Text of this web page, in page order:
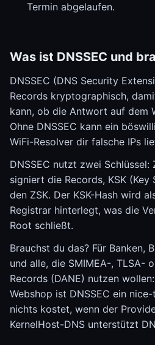
Termin abgelaufen.
Was ist DNSSEC und
DNSSEC (DNS Security
Records kryptographisch,
kann, ob die Antwort auf dem
Ohne DNSSEC kann ein
WiFi-Resolver dir falsche IPs
DNSSEC nutzt zwei Schlüssel:
signiert die Records, KSK (Key
den ZSK. Der KSK-Hash wird
Registrar hinterlegt, was die
Root schließt.
Brauchst du das? Für Banken,
und alle, die SMIMEA-, TLSA-
Records (DANE) nutzen
Webshop ist DNSSEC ein
nichts kostet, wenn der
KernelHost-DNS unterstützt